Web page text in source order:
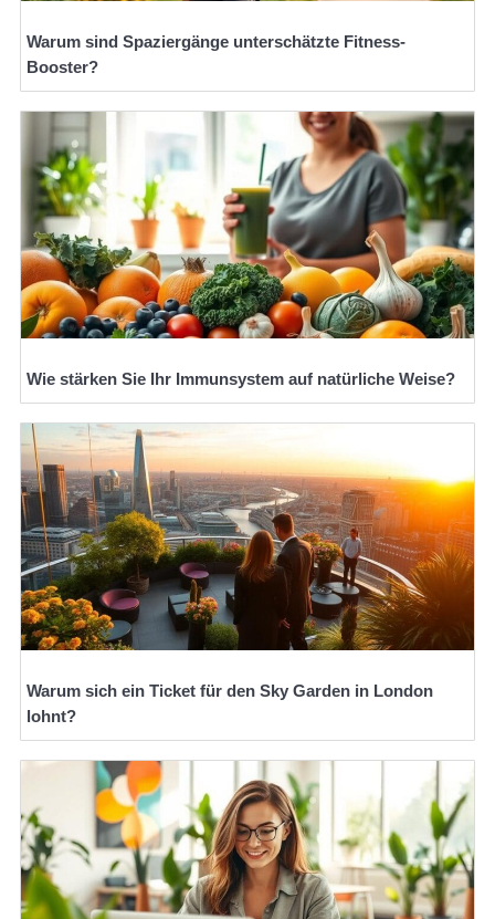
Warum sind Spaziergänge unterschätzte Fitness-
Booster?
Wie stärken Sie Ihr Immunsystem auf natürliche Weise?
Warum sich ein Ticket für den Sky Garden in London
lohnt?